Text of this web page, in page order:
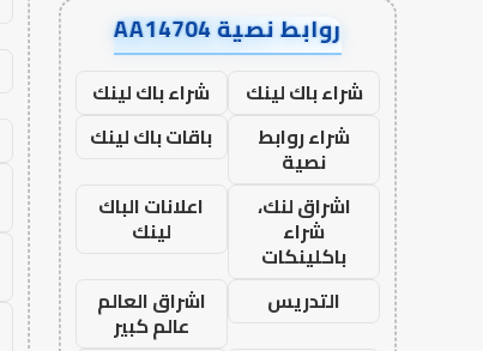
روابط نصية AA14704
شراء باك لينك
شراء باك لينك
شراء روابط
نصية
باقات باك لينك
اشراق لنك،
شراء
باكلينكات
اعلانات الباك
لينك
التدريس
اشراق العالم
عالم كبير